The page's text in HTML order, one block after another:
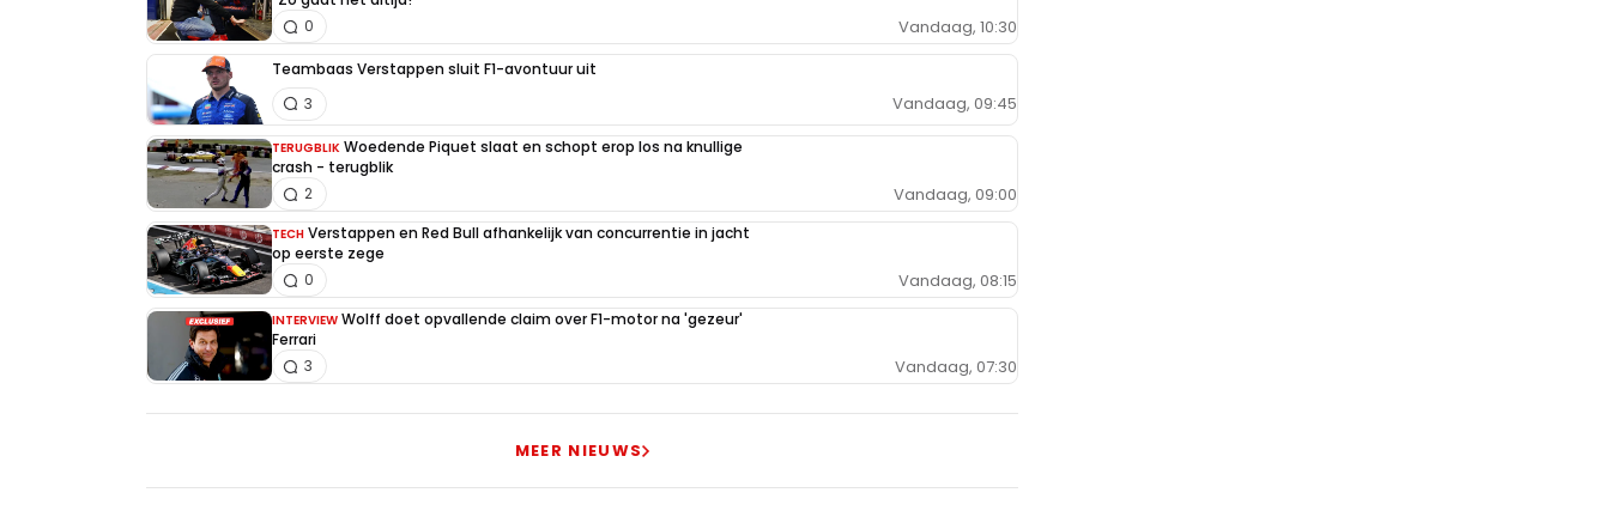
Vandaag, 10:30
0
Teambaas Verstappen sluit F1-avontuur uit
Vandaag, 09:45
3
TERUGBLIK Woedende Piquet slaat en schopt erop los na knullige
crash - terugblik
Vandaag, 09:00
2
TECH Verstappen en Red Bull afhankelijk van concurrentie in jacht
op eerste zege
Vandaag, 08:15
0
INTERVIEW Wolff doet opvallende claim over F1-motor na 'gezeur'
Ferrari
Vandaag, 07:30
3
MEER NIEUWS